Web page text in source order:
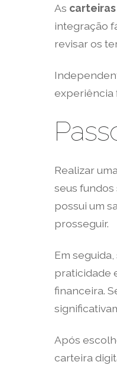
As
integração
revisar os
experiência
Realizar
seus
possui um
prosseguir.
Em
praticidade
financeira.
Após
carteira